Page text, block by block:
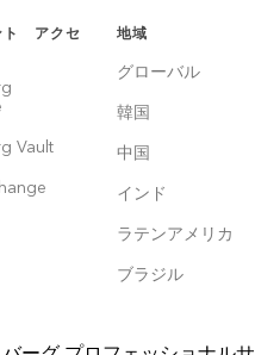
ト アクセ
Vault
地域
グローバル
韓国
中国
インド
ラテンアメリカ
ブラジル